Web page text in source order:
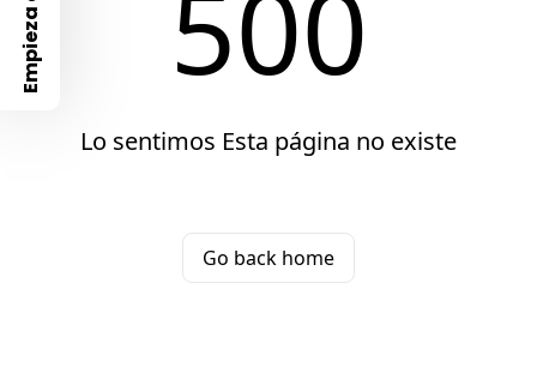
Lo sentimos Esta página no existe
Go back home
Empieza con